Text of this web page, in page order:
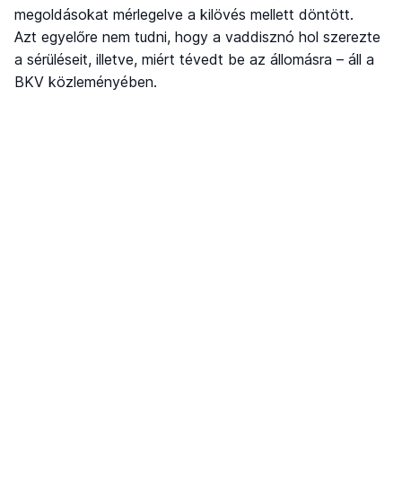
megoldásokat mérlegelve a kilövés mellett döntött.
Azt egyelőre nem tudni, hogy a vaddisznó hol szerezte
a sérüléseit, illetve, miért tévedt be az állomásra – áll a
BKV közleményében.